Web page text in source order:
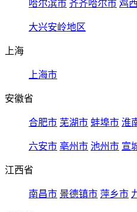
哈尔滨市 齐齐哈尔市 鸡
大兴安岭地区
上海
上海市
安徽省
合肥市 芜湖市 蚌埠市 淮
六安市 亳州市 池州市 宣
江西省
南昌市 景德镇市 萍乡市